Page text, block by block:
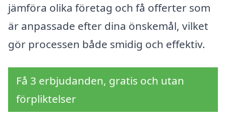
jämföra olika företag och få offerter som
är anpassade efter dina önskemål, vilket
gör processen både smidig och effektiv.
Få 3 erbjudanden, gratis och utan
förpliktelser